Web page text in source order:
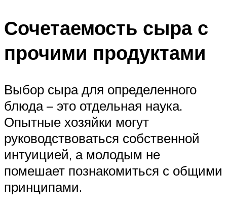
Сочетаемость сыра с
прочими продуктами
Выбор сыра для определенного
блюда – это отдельная наука.
Опытные хозяйки могут
руководствоваться собственной
интуицией, а молодым не
помешает познакомиться с общими
принципами.